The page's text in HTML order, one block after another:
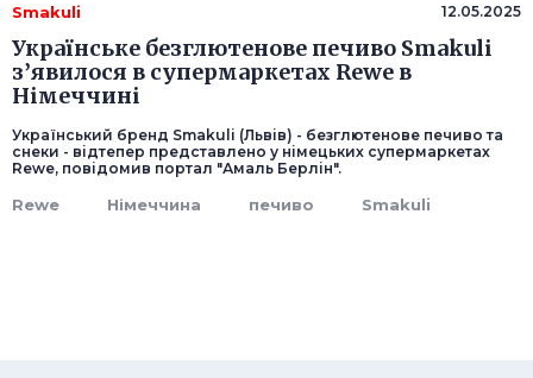
Smakuli 12.05.2025
Українське безглютенове печиво Smakuli
з’явилося в супермаркетах Rewe в
Німеччині
Український бренд Smakuli (Львів) - безглютенове печиво та
снеки - відтепер представлено у німецьких супермаркетах
Rewe, повідомив портал "Амаль Берлін".
Rewe Німеччина печиво Smakuli